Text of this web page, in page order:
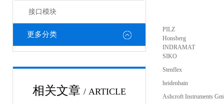
接口模块
更多分类
相关文章 / ARTICLE
PILZ
Honsberg
INDRAMAT
SIKO
Stenflex
heidenhain
Ashcroft Instruments